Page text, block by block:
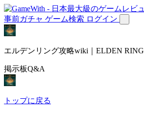
事前ガチャ ゲーム検索 ログイン
エルデンリング攻略wiki｜ELDEN RING
掲示板Q&A
トップに戻る